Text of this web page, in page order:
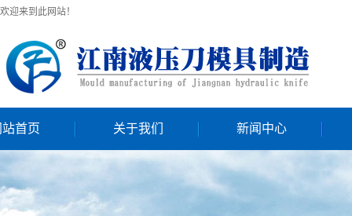
欢迎来到此网站！
首页 关于我们 新闻中心